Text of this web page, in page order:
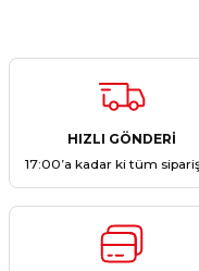
Ürün
HIZLI GÖNDERİ
17:00’a kadar ki tüm